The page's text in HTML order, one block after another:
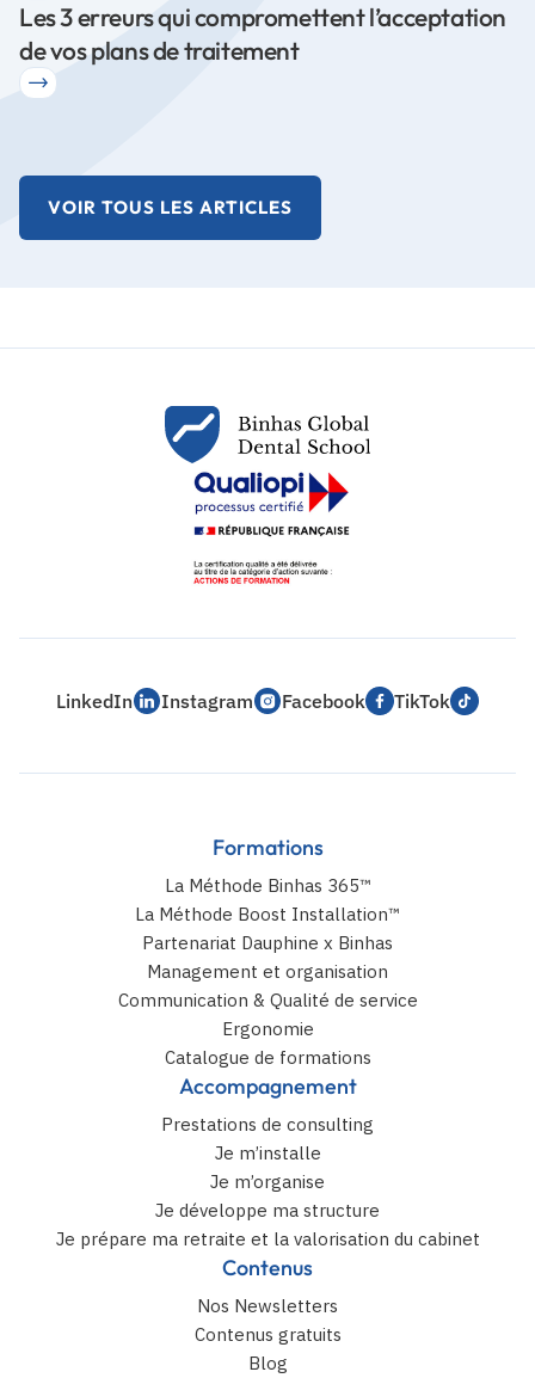
Les 3 erreurs qui compromettent l’acceptation
de vos plans de traitement
VOIR TOUS LES ARTICLES
LinkedIn Instagram Facebook TikTok
Formations
La Méthode Binhas 365™
La Méthode Boost Installation™
Partenariat Dauphine x Binhas
Management et organisation
Communication & Qualité de service
Ergonomie
Catalogue de formations
Accompagnement
Prestations de consulting
Je m’installe
Je m’organise
Je développe ma structure
Je prépare ma retraite et la valorisation du cabinet
Contenus
Nos Newsletters
Contenus gratuits
Blog